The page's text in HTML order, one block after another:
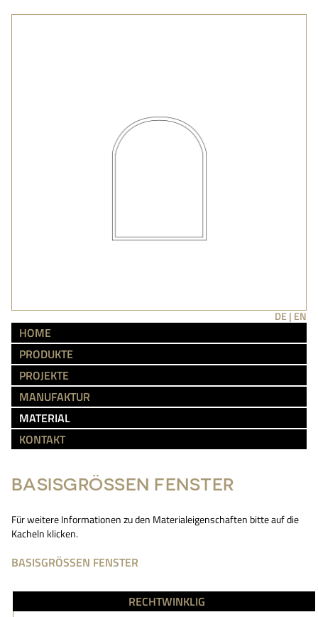
DE | EN
HOME
PRODUKTE
PROJEKTE
MANUFAKTUR
MATERIAL
KONTAKT
BASISGRÖSSEN FENSTER
Für weitere Informationen zu den Materialeigenschaften bitte auf die
Kacheln klicken.
BASISGRÖSSEN FENSTER
RECHTWINKLIG